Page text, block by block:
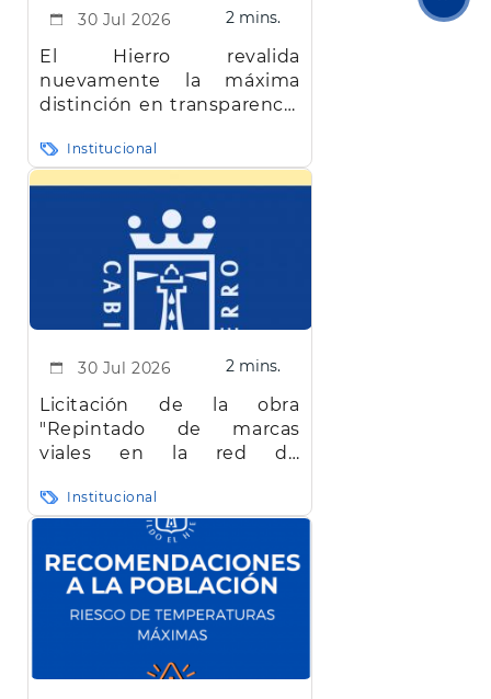
30 Jul 2026 2 mins.
El Hierro revalida
nuevamente la máxima
distinción en transparencia
Institucional
30 Jul 2026 2 mins.
Licitación de la obra
"Repintado de marcas
viales en la red de
Hierro"
Institucional